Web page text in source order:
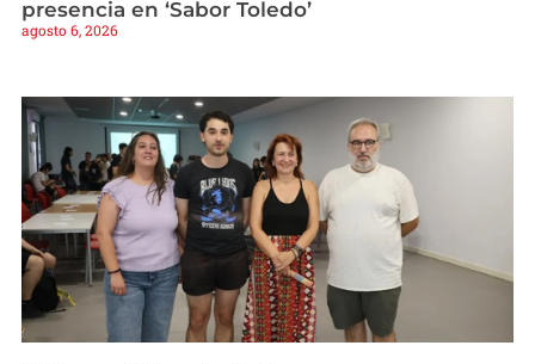
presencia en ‘Sabor Toledo’
agosto 6, 2026